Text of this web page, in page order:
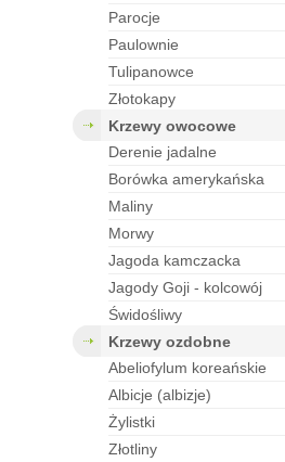
parocje
paulownie
tulipanowce
złotokapy
krzewy owocowe
derenie jadalne
borówka amerykańska
maliny
morwy
jagoda kamczacka
jagody Goji - kolcowój
świdośliwy
krzewy ozdobne
abeliofylum koreańskie
albicje (albizje)
żylistki
złotliny